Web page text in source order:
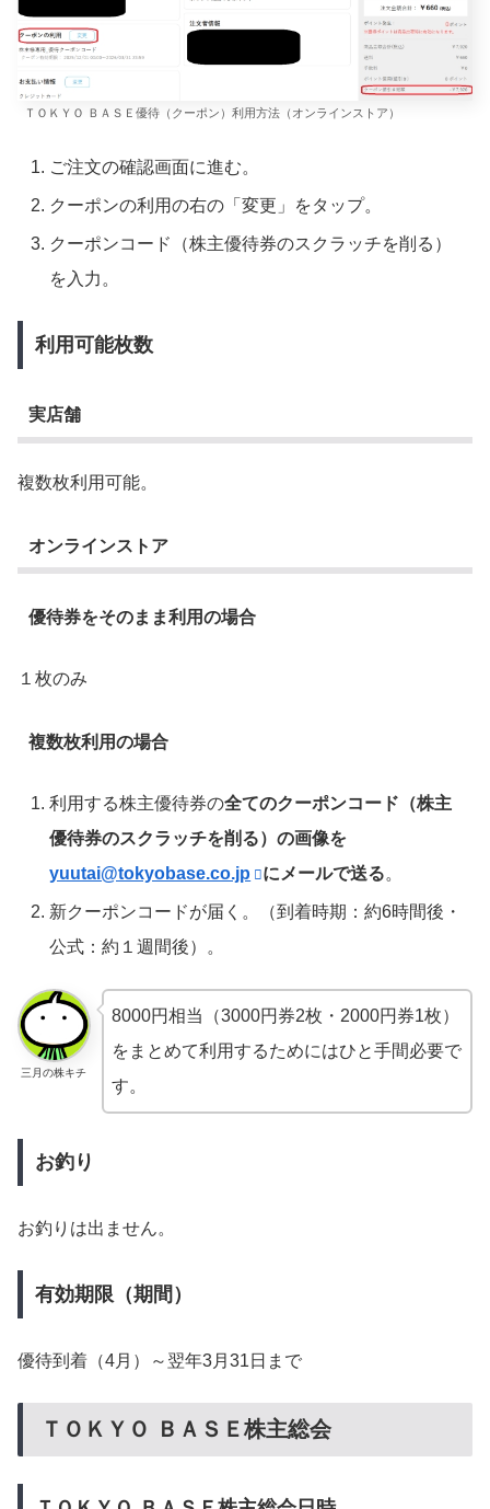
ＴＯＫＹＯ ＢＡＳＥ優待（クーポン）利用方法（オンラインストア）
ご注文の確認画面に進む。
クーポンの利用の右の「変更」をタップ。
クーポンコード（株主優待券のスクラッチを削る）
を入力。
利用可能枚数
実店舗
複数枚利用可能。
オンラインストア
優待券をそのまま利用の場合
１枚のみ
複数枚利用の場合
利用する株主優待券の全てのクーポンコード（株主
優待券のスクラッチを削る）の画像を
yuutai@tokyobase.co.jp
にメールで送る。
新クーポンコードが届く。（到着時期：約6時間後・
公式：約１週間後）。
三月の株キチ
8000円相当（3000円券2枚・2000円券1枚）
をまとめて利用するためにはひと手間必要で
す。
お釣り
お釣りは出ません。
有効期限（期間）
優待到着（4月）～翌年3月31日まで
ＴＯＫＹＯ ＢＡＳＥ株主総会